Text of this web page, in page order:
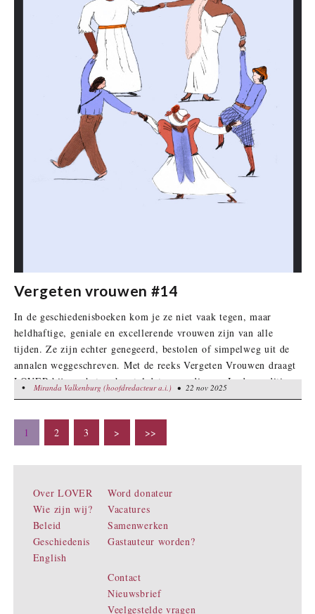
Vergeten vrouwen #14
In de geschiedenisboeken kom je ze niet vaak tegen, maar
heldhaftige, geniale en excellerende vrouwen zijn van alle
tijden. Ze zijn echter genegeerd, bestolen of simpelweg uit de
annalen weggeschreven. Met de reeks Vergeten Vrouwen draagt
LOVER bij aan het eerherstel dat ze verdienen. In deze editie:
kunstenaressen, wetenschapsters en pioniersters in het Wilde
gynaecologie.
Miranda Valkenburg (hoofdredacteur a.i.)• 22 nov 2025
•Miranda Valkenburg (hoofdredacteur a.i.) • 22 nov 2025
1 2 3 > >>
Over LOVER
Wie zijn wij?
Beleid
Geschiedenis
English
Word donateur
Vacatures
Samenwerken
Gastauteur worden?
Contact
Nieuwsbrief
Veelgestelde vragen